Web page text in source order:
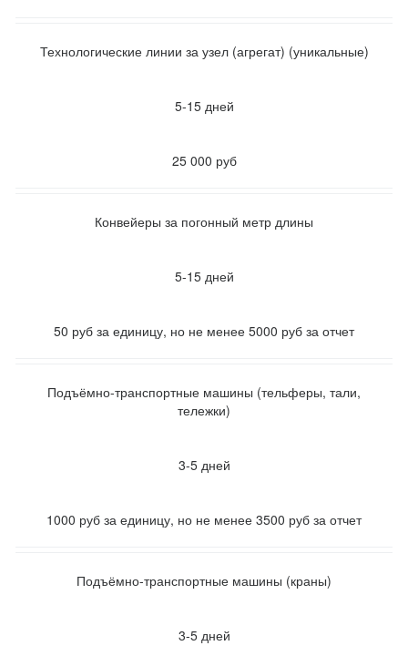
Технологические линии за узел (агрегат) (уникальные)
5-15 дней
25 000 руб
Конвейеры за погонный метр длины
5-15 дней
50 руб за единицу, но не менее 5000 руб за отчет
Подъёмно-транспортные машины (тельферы, тали,
тележки)
3-5 дней
1000 руб за единицу, но не менее 3500 руб за отчет
Подъёмно-транспортные машины (краны)
3-5 дней